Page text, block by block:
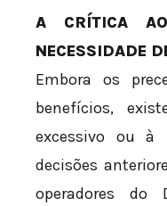
A CRÍTICA
NECESSIDADE
Embora os
benefícios,
excessivo ou à
decisões
operadores do